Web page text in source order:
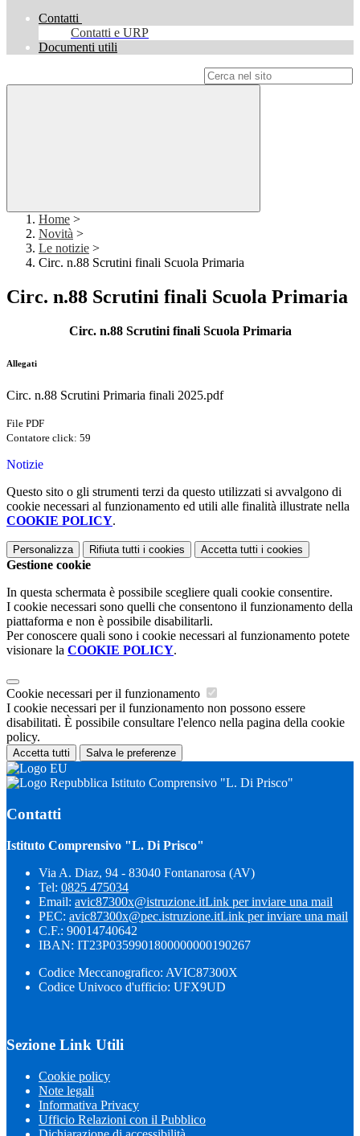
Contatti
Contatti e URP
Documenti utili
Home >
Novità >
Le notizie >
Circ. n.88 Scrutini finali Scuola Primaria
Circ. n.88 Scrutini finali Scuola Primaria
Circ. n.88 Scrutini finali Scuola Primaria
Allegati
Circ. n.88 Scrutini Primaria finali 2025.pdf
File PDF
Contatore click: 59
Notizie
Questo sito o gli strumenti terzi da questo utilizzati si avvalgono di
cookie necessari al funzionamento ed utili alle finalità illustrate nella
COOKIE POLICY.
Personalizza Rifiuta tutti i cookies Accetta tutti i cookies
Gestione cookie
In questa schermata è possibile scegliere quali cookie consentire.
I cookie necessari sono quelli che consentono il funzionamento della
piattaforma e non è possibile disabilitarli.
Per conoscere quali sono i cookie necessari al funzionamento potete
visionare la COOKIE POLICY.
Cookie necessari per il funzionamento
I cookie necessari per il funzionamento non possono essere
disabilitati. È possibile consultare l'elenco nella pagina della cookie
policy.
Accetta tutti Salva le preferenze
Istituto Comprensivo "L. Di Prisco"
Contatti
Istituto Comprensivo "L. Di Prisco"
Via A. Diaz, 94 - 83040 Fontanarosa (AV)
Tel: 0825 475034
Email: avic87300x@istruzione.itLink per inviare una mail
PEC: avic87300x@pec.istruzione.itLink per inviare una mail
C.F.: 90014740642
IBAN: IT23P0359901800000000190267
Codice Meccanografico: AVIC87300X
Codice Univoco d'ufficio: UFX9UD
Sezione Link Utili
Cookie policy
Note legali
Informativa Privacy
Ufficio Relazioni con il Pubblico